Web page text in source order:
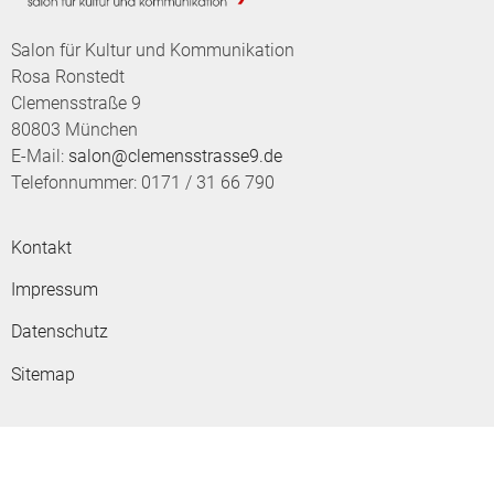
Salon für Kultur und Kommunikation
Rosa Ronstedt
Clemensstraße 9
80803 München
E-Mail: salon@clemensstrasse9.de
Telefonnummer: 0171 / 31 66 790
Kontakt
Impressum
Datenschutz
Sitemap